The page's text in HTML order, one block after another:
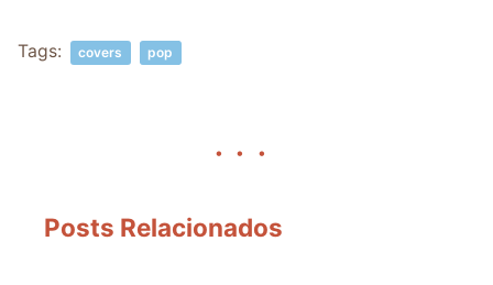
Tags: covers pop
Posts Relacionados